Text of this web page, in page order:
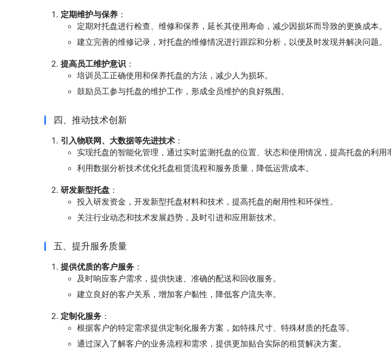
定期维护与保养 ：
定期对托盘进行检查、维修和保养，延长其使用寿命，减少因损坏而导致的更换成本。
建立完善的维修记录，对托盘的维修情况进行跟踪和分析，以便及时发现并解决问题。
提高员工维护意识 ：
培训员工正确使用和保养托盘的方法，减少人为损坏。
鼓励员工参与托盘的维护工作，形成全员维护的良好氛围。
四、推动技术创新
引入物联网、大数据等先进技术 ：
实现托盘的智能化管理，通过实时监测托盘的位置、状态和使用情况，提高托盘的利用
利用数据分析技术优化托盘租赁流程和服务质量，降低运营成本。
研发新型托盘 ：
投入研发资金，开发新型托盘材料和技术，提高托盘的耐用性和环保性。
关注行业动态和技术发展趋势，及时引进和应用新技术。
五、提升服务质量
提供优质的客户服务 ：
及时响应客户需求，提供快速、准确的配送和回收服务。
建立良好的客户关系，增加客户黏性，降低客户流失率。
定制化服务 ：
根据客户的特定需求提供定制化服务方案，如特殊尺寸、特殊材质的托盘等。
通过深入了解客户的业务流程和需求，提供更加贴合实际的租赁解决方案。